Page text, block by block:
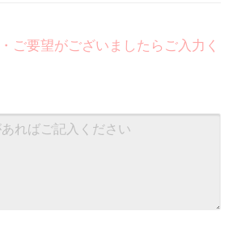
ご要望がございましたらご入力く